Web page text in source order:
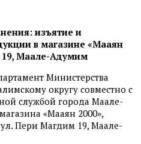
изъятие и
в магазине «Мааян
19, Маале-Адумим
Министерства
округу совместно с
службой города Маале-
«Мааян 2000»,
Пери Магдим 19, Маале-